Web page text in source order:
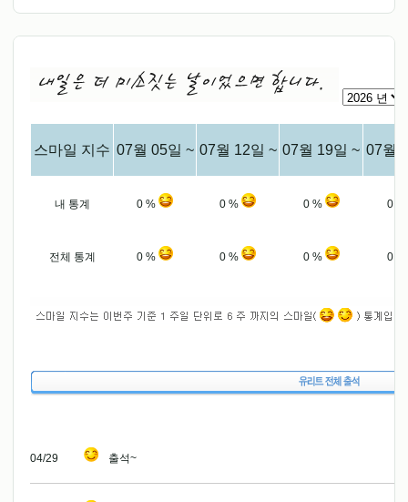
스마일 지수 07월 05일 ~ 07월 12일 ~ 07월 19일 ~ 07월
내 통계 0 % 0 % 0 % 0 %
전체 통계 0 % 0 % 0 % 0 %
04/29 출석~